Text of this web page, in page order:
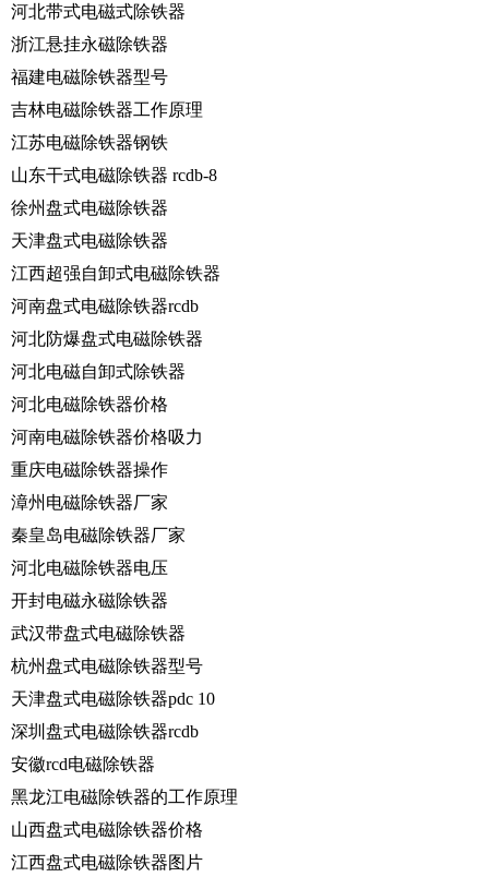
河北带式电磁式除铁器
浙江悬挂永磁除铁器
福建电磁除铁器型号
吉林电磁除铁器工作原理
江苏电磁除铁器钢铁
山东干式电磁除铁器 rcdb-8
徐州盘式电磁除铁器
天津盘式电磁除铁器
江西超强自卸式电磁除铁器
河南盘式电磁除铁器rcdb
河北防爆盘式电磁除铁器
河北电磁自卸式除铁器
河北电磁除铁器价格
河南电磁除铁器价格吸力
重庆电磁除铁器操作
漳州电磁除铁器厂家
秦皇岛电磁除铁器厂家
河北电磁除铁器电压
开封电磁永磁除铁器
武汉带盘式电磁除铁器
杭州盘式电磁除铁器型号
天津盘式电磁除铁器pdc 10
深圳盘式电磁除铁器rcdb
安徽rcd电磁除铁器
黑龙江电磁除铁器的工作原理
山西盘式电磁除铁器价格
江西盘式电磁除铁器图片